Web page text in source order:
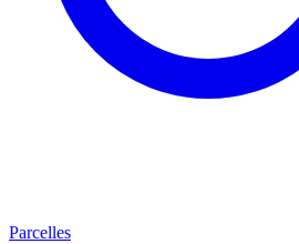
Parcelles